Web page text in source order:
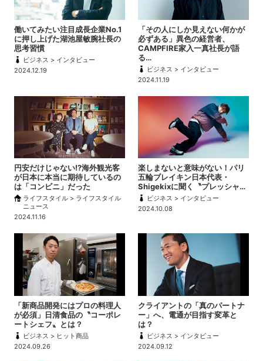
働いてみたい注目成長企業No.1
に押し上げた湖池屋敏腕社長の
思考習慣
ビジネス > インタビュー
2024.12.19
「その人にしか見えない何かが
必ずある」異色の経営者、
CAMPFIRE家入一真社長が語
る…
ビジネス > インタビュー
2024.11.19
円安だけじゃない!?海外観光客
が日本に本当に期待しているの
は「コンビニ」だった
ライフスタイル > ライフスタイル
ニュース
2024.11.16
楽しまないと意味がない！パリ
五輪ブレイキン日本代表・
Shigekixに聞く〝プレッシャ…
ビジネス > インタビュー
2024.10.08
「新商品開発にはプロの料理人
が必須」日清食品の〝コーポレ
ートシェフ〟とは？
ビジネス > ヒット商品
2024.09.26
クライアントの「真のパートナ
ー」へ、電通が目指す変革と
は？
ビジネス > インタビュー
2024.09.12